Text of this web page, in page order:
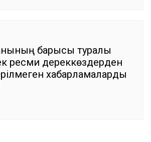
барысы туралы
ресми дереккөздерден
хабарламаларды